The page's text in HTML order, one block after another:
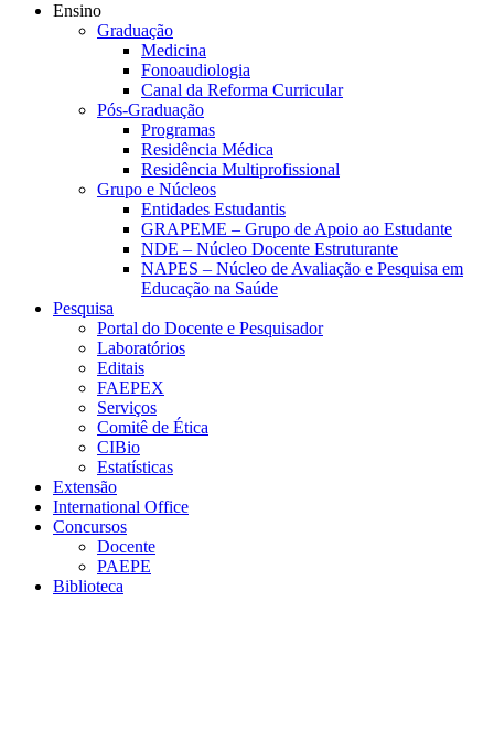
Ensino
Graduação
Medicina
Fonoaudiologia
Canal da Reforma Curricular
Pós-Graduação
Programas
Residência Médica
Residência Multiprofissional
Grupo e Núcleos
Entidades Estudantis
GRAPEME – Grupo de Apoio ao Estudante
NDE – Núcleo Docente Estruturante
NAPES – Núcleo de Avaliação e Pesquisa em
Educação na Saúde
Pesquisa
Portal do Docente e Pesquisador
Laboratórios
Editais
FAEPEX
Serviços
Comitê de Ética
CIBio
Estatísticas
Extensão
International Office
Concursos
Docente
PAEPE
Biblioteca